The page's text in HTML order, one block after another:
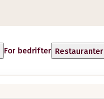
For bedrifter Restauranter